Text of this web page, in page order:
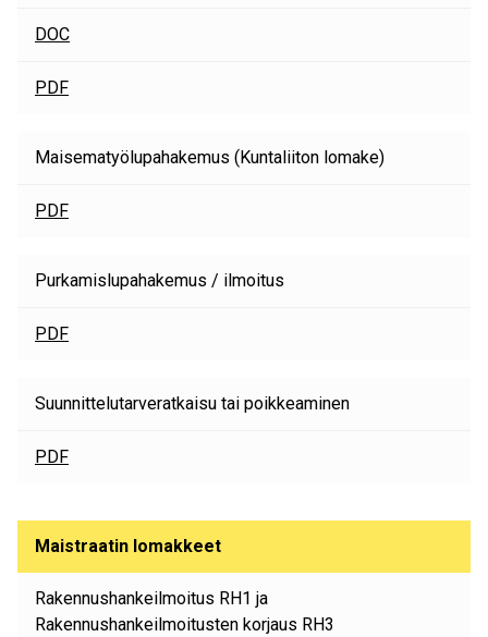
DOC
PDF
Maisematyölupahakemus (Kuntaliiton lomake)
PDF
Purkamislupahakemus / ilmoitus
PDF
Suunnittelutarveratkaisu tai poikkeaminen
PDF
Maistraatin lomakkeet
Rakennushankeilmoitus RH1 ja
Rakennushankeilmoitusten korjaus RH3